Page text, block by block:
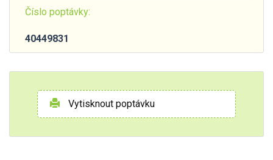
Číslo poptávky:
40449831
Vytisknout poptávku